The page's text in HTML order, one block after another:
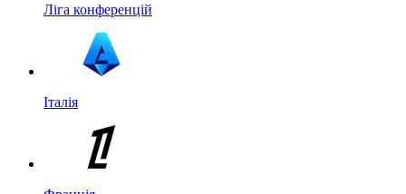
Ліга конференцій
Італія